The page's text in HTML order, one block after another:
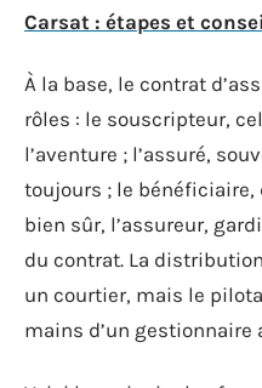
Carsat : étapes et
À la base, le contrat
rôles : le souscripteur,
l’aventure ; l’assuré,
toujours ; le bénéficiaire,
bien sûr, l’assureur,
du contrat. La
un courtier, mais le
mains d’un gestionnaire